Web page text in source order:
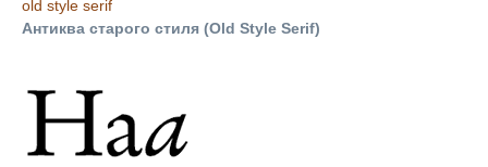
old style serif
Антиква старого стиля (Old Style Serif)